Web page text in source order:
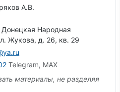
А.В.
Народная
Жукова, д. 26, кв. 29
Telegram, MAX
материалы, не разделяя